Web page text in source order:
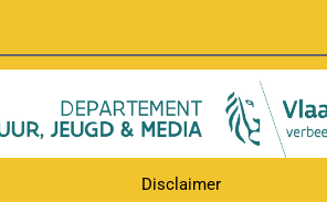
Disclaimer